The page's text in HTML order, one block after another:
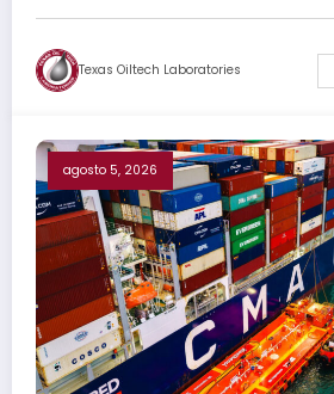
Texas Oiltech Laboratories
agosto 5, 2026